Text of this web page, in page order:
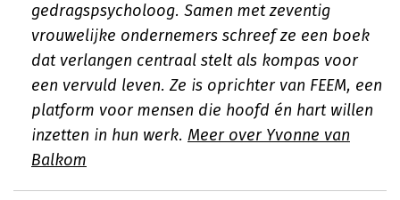
gedragspsycholoog. Samen met zeventig
vrouwelijke ondernemers schreef ze een boek
dat verlangen centraal stelt als kompas voor
een vervuld leven. Ze is oprichter van FEEM, een
platform voor mensen die hoofd én hart willen
inzetten in hun werk. Meer over Yvonne van
Balkom